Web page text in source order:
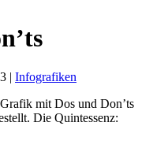
| Infografiken
mit Dos und Don’ts
Die Quintessenz: